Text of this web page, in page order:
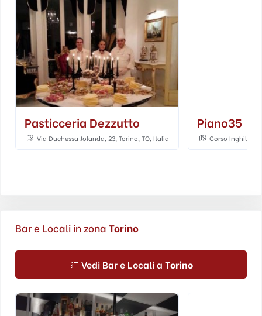
Pasticceria Dezzutto
Via Duchessa Jolanda, 23, Torino, TO, Italia
Piano35
Corso
Bar e Locali in zona Torino
Vedi Bar e Locali a Torino